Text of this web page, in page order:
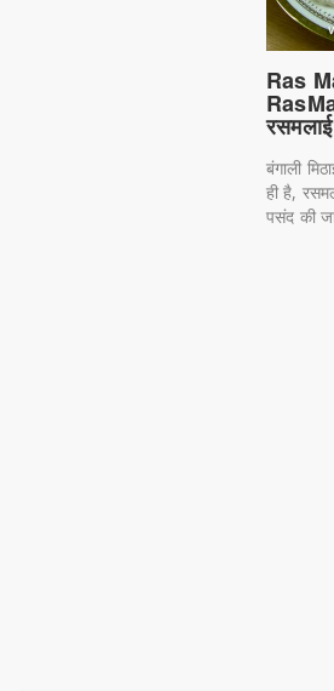
Ras
बंगाली
ही है,
पसंद की